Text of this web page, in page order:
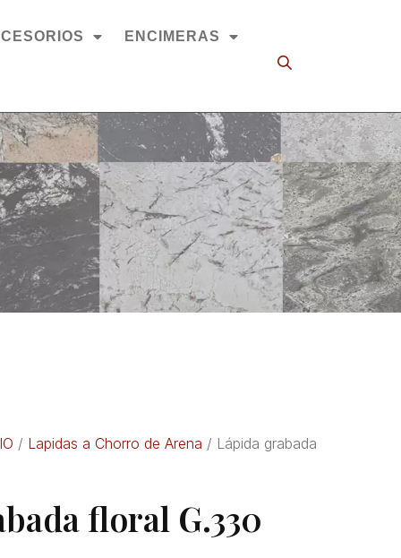
ENCIMERAS
/ Lapidas a Chorro de Arena / Lápida grabada
floral G.330